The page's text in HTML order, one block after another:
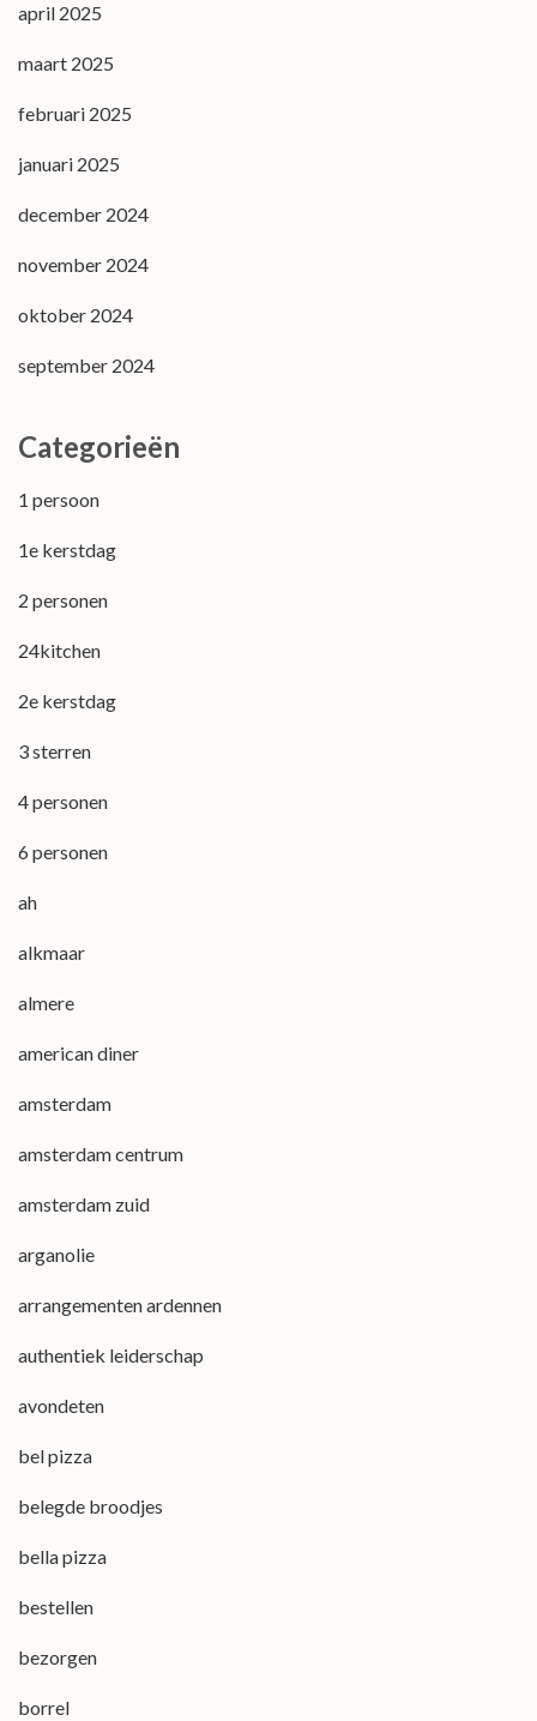
april 2025
maart 2025
februari 2025
januari 2025
december 2024
november 2024
oktober 2024
september 2024
Categorieën
1 persoon
1e kerstdag
2 personen
24kitchen
2e kerstdag
3 sterren
4 personen
6 personen
ah
alkmaar
almere
american diner
amsterdam
amsterdam centrum
amsterdam zuid
arganolie
arrangementen ardennen
authentiek leiderschap
avondeten
bel pizza
belegde broodjes
bella pizza
bestellen
bezorgen
borrel